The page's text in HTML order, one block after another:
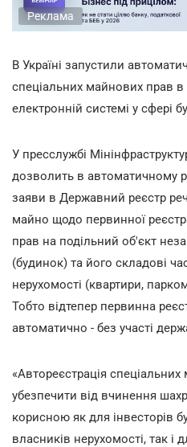
Реклама
В Україні запустили
спеціальних майнових прав
електронній системі у сфері
У пресслужбі
дозволить в автоматичному
заяви в Державний реєстр
майно щодо первинної
прав на подільний об'єкт
(будинок) та його складові
нерухомості (квартири,
Тобто відтепер первинна
автоматично - без участі
«Автореєстрація
убезпечити від вчинення
корисною як для інвесторів
власників нерухомості, так і